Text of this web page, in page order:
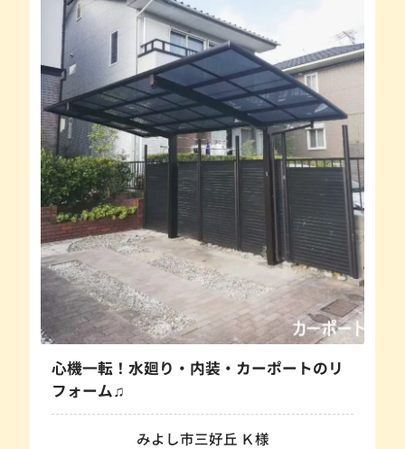
心機一転！水廻り・内装・カーポートのリ
フォーム♫
みよし市三好丘 Ｋ様